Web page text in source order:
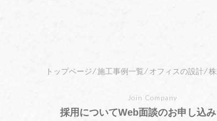
トップページ⁄施工事例一覧⁄オフィスの設計⁄
Join Company
採用についてWeb面談のお申し込